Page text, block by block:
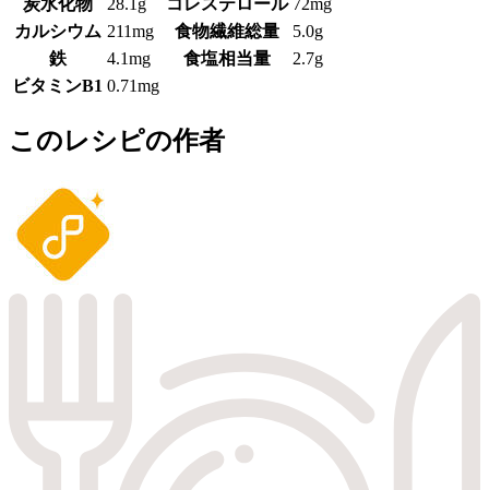
炭水化物 28.1g コレステロール 72mg
カルシウム 211mg 食物繊維総量
5.0g
鉄
4.1mg 食塩相当量
2.7g
ビタミンB1 0.71mg
このレシピの作者